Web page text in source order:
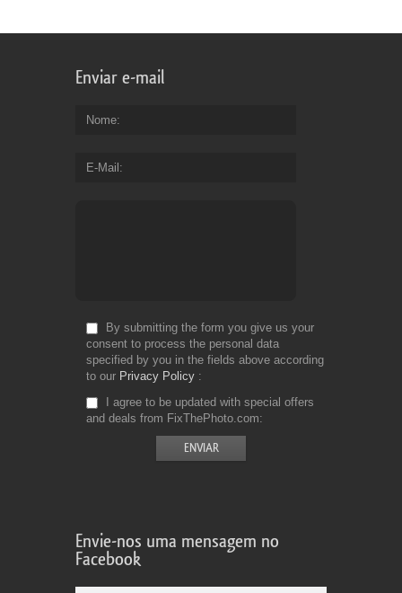
Enviar e-mail
Nome
E-Mail
By submitting the form you give us your
consent to process the personal data
specified by you in the fields above according
to our Privacy Policy
I agree to be updated with special offers
and deals from FixThePhoto.com
Envie-nos uma mensagem no
Facebook